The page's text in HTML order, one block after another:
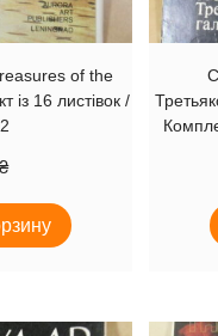
of the
із 16 листівок /
₴